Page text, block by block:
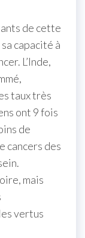
de cette
capacité à
L’Inde,
taux très
ont 9 fois
de
cancers des
mais
vertus